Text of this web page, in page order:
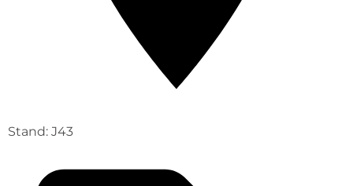
Stand: J43